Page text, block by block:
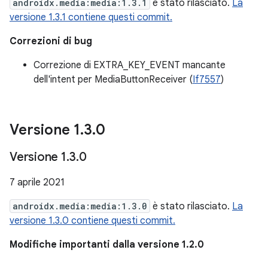
androidx.media:media:1.3.1 è stato rilasciato. La
versione 1.3.1 contiene questi commit.
Correzioni di bug
Correzione di EXTRA_KEY_EVENT mancante
dell'intent per MediaButtonReceiver (If7557)
Versione 1.3.0
Versione 1.3.0
7 aprile 2021
androidx.media:media:1.3.0 è stato rilasciato. La
versione 1.3.0 contiene questi commit.
Modifiche importanti dalla versione 1.2.0